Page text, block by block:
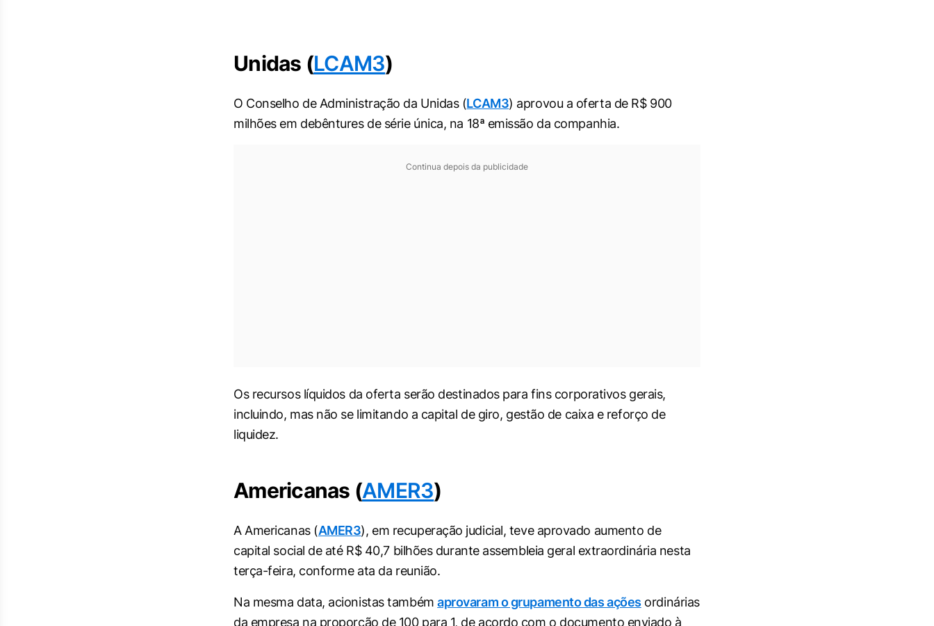
Unidas (LCAM3)
O Conselho de Administração da Unidas (LCAM3) aprovou a oferta de R$ 900
milhões em debêntures de série única, na 18ª emissão da companhia.
Continua depois da publicidade
Os recursos líquidos da oferta serão destinados para fins corporativos gerais,
incluindo, mas não se limitando a capital de giro, gestão de caixa e reforço de
liquidez.
Americanas (AMER3)
A Americanas (AMER3), em recuperação judicial, teve aprovado aumento de
capital social de até R$ 40,7 bilhões durante assembleia geral extraordinária nesta
terça-feira, conforme ata da reunião.
Na mesma data, acionistas tambémaprovaram o grupamento das ações ordinárias
da empresa na proporção de 100 para 1, de acordo com o documento enviado à